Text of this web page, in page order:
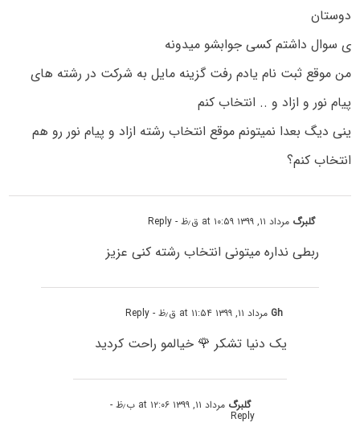
دوستان
ی سوال داشتم کسی جوابشو میدونه
من موقع ثبت نام یادم رفت گزینه مایل به شرکت در رشته های
پیام نور و ازاد و .. انتخاب کنم
ینی دیگ بعدا نمیتونم موقع انتخاب رشته ازاد و پیام نور رو هم
انتخاب کنم؟
گلبرگ مرداد ۱۱, ۱۳۹۹ at ۱۰:۵۹ ق٫ظ - Reply
ربطی نداره میتونی انتخاب رشته کنی عزیز
Gh مرداد ۱۱, ۱۳۹۹ at ۱۱:۵۴ ق٫ظ - Reply
یک دنیا تشکر 🌹 خیالمو راحت کردید
گلبرگ مرداد ۱۱, ۱۳۹۹ at ۱۲:۰۶ ب٫ظ -
Reply